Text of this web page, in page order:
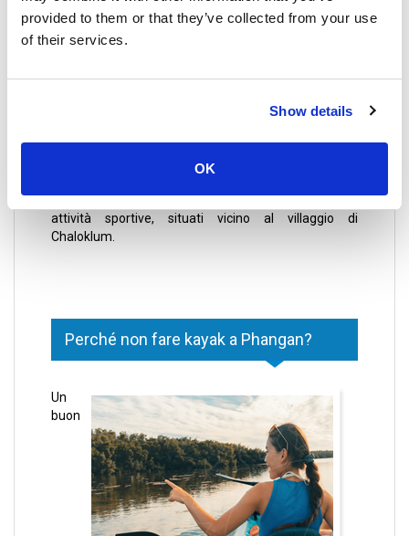
provided to them or that they’ve collected from your use
of their services.
Show details
OK
e l'unico posto per farlo è il First Bow & Arrow Club,
che offre lezioni all'aperto con varie opzioni di
con combinazioni e allestimenti per rilassarsi dopo le
attività sportive, situati vicino al villaggio di
Chaloklum.
Perché non fare kayak a Phangan?
Un
buon